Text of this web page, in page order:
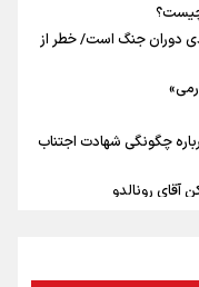
دوران جنگ است/ خطر از
چگونگی شهادت اجتناب